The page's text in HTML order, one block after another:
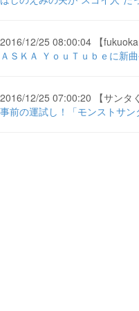
2016/12/25 08:00:04 【fukuoka
ＡＳＫＡ ＹｏｕＴｕｂｅに新
2016/12/25 07:00:20 【サンタ
事前の運試し！「モンストサ